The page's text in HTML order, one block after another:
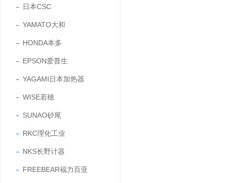
日本CSC
YAMATO大和
HONDA本多
EPSON爱普生
YAGAMI日本加热器
WISE若穂
SUNAO砂尾
RKC理化工业
NKS长野计器
FREEBEAR福力百亚